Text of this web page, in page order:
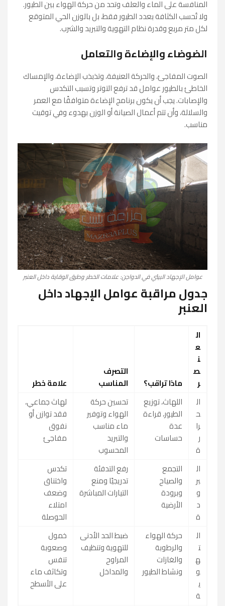
المنافسة على الماء والعلف وتحد من حركة الهواء بين الطيور.
ولا تُحسب الكثافة بعدد الطيور فقط، بل بالوزن الحي المتوقع
لكل متر مربع وقدرة نظام التهوية والتبريد والشرب.
الضوضاء والإضاءة والتعامل
الصوت المفاجئ، والحركة العنيفة، وتذبذب الإضاءة، والإمساك
الخاطئ بالطيور عوامل قد ترفع التوتر وتسبب التكدس
والإصابات. يجب أن يكون برنامج الإضاءة متوافقًا مع العمر
والسلالة، وأن تتم أعمال الصيانة أو الوزن بهدوء وفي توقيت
مناسب.
عوامل الإجهاد البيئي في الدواجن: علامات الخطر وطرق الوقاية داخل العنبر
جدول مراقبة عوامل الإجهاد داخل
العنبر
ال
ع
ن
ص
ر
ماذا تراقب؟
التصرف
المناسب
علامة خطر
ال
ح
را
ر
ة
اللهاث، توزيع
الطيور، قراءة
عدة
حساسات
تحسين حركة
الهواء وتوفير
ماء مناسب
والتبريد
المحسوب
لهاث جماعي،
فقد توازن أو
نفوق
مفاجئ
ال
بر
و
د
ة
التجمع
والصياح
وبرودة
الأرضية
رفع التدفئة
تدريجيًا ومنع
التيارات المباشرة
تكدس
واختناق
وضعف
امتلاء
الحوصلة
ال
ت
ه
و
ي
ة
حركة الهواء
والرطوبة
والغازات
ونشاط الطيور
ضبط الحد الأدنى
للتهوية وتنظيف
المراوح
والمداخل
خمول
وصعوبة
تنفس
وتكاثف ماء
على الأسطح